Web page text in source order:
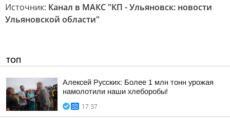
Источник: Канал в МАКС "КП - Ульяновск: новости
Ульяновской области"
ТОП
Алексей Русских: Более 1 млн тонн урожая
намолотили наши хлеборобы!
17:37